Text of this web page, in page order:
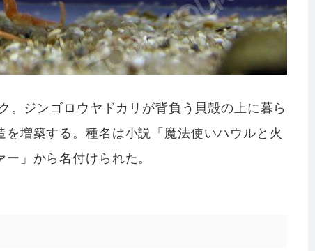
。ジンゴロウヤドカリが背負う貝殻の上に暮ら
増築する。種名は小説「魔法使いハウルと火
」から名付けられた。